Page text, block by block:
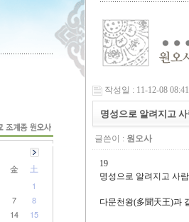
金 土
1
7
8
14
15
작성일 : 11-12-08 08:41
명성으로 알려지고
글쓴이 : 원오사
19
명성으로 알려지고 사
다문천왕(多聞天王)과